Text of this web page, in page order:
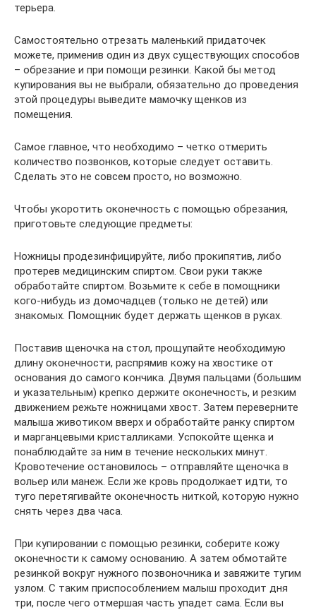
терьера.
Самостоятельно отрезать маленький придаточек
можете, применив один из двух существующих способов
– обрезание и при помощи резинки. Какой бы метод
купирования вы не выбрали, обязательно до проведения
этой процедуры выведите мамочку щенков из
помещения.
Самое главное, что необходимо – четко отмерить
количество позвонков, которые следует оставить.
Сделать это не совсем просто, но возможно.
Чтобы укоротить оконечность с помощью обрезания,
приготовьте следующие предметы:
Ножницы продезинфицируйте, либо прокипятив, либо
протерев медицинским спиртом. Свои руки также
обработайте спиртом. Возьмите к себе в помощники
кого-нибудь из домочадцев (только не детей) или
знакомых. Помощник будет держать щенков в руках.
Поставив щеночка на стол, прощупайте необходимую
длину оконечности, распрямив кожу на хвостике от
основания до самого кончика. Двумя пальцами (большим
и указательным) крепко держите оконечность, и резким
движением режьте ножницами хвост. Затем переверните
малыша животиком вверх и обработайте ранку спиртом
и марганцевыми кристалликами. Успокойте щенка и
понаблюдайте за ним в течение нескольких минут.
Кровотечение остановилось – отправляйте щеночка в
вольер или манеж. Если же кровь продолжает идти, то
туго перетягивайте оконечность ниткой, которую нужно
снять через два часа.
При купировании с помощью резинки, соберите кожу
оконечности к самому основанию. А затем обмотайте
резинкой вокруг нужного позвоночника и завяжите тугим
узлом. С таким приспособлением малыш проходит дня
три, после чего отмершая часть упадет сама. Если вы